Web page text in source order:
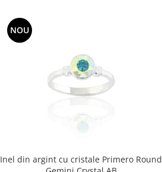
NOU
Inel din argint cu cristale Primero Round